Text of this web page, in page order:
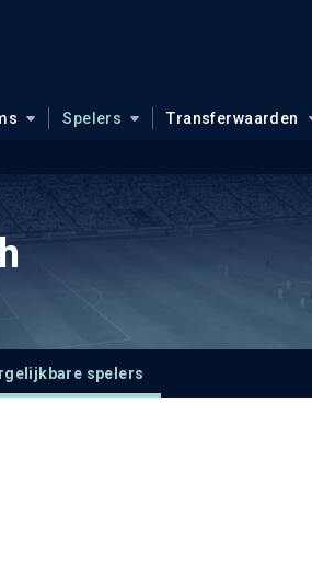
Spelers Transferwaarden
spelers